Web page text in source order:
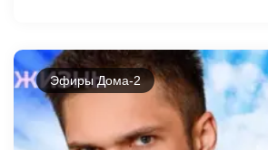
Эфиры Дома-2